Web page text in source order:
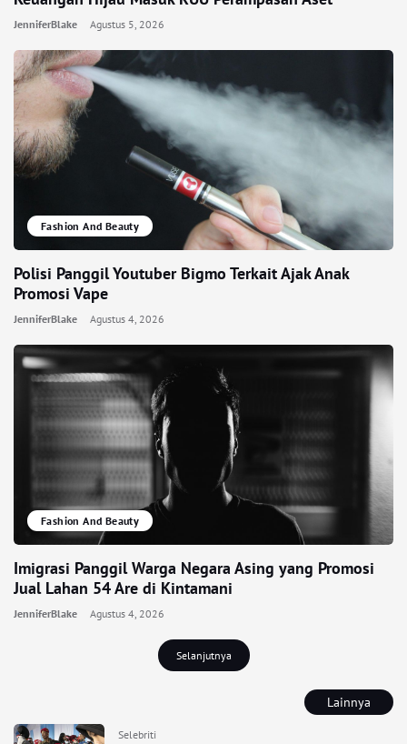
Lainnya
Selebriti
JenniferBlake Agustus 5, 2026
Fashion And Beauty
Polisi Panggil Youtuber Bigmo Terkait Ajak Anak
Promosi Vape
JenniferBlake Agustus 4, 2026
Fashion And Beauty
Imigrasi Panggil Warga Negara Asing yang Promosi
Jual Lahan 54 Are di Kintamani
JenniferBlake Agustus 4, 2026
Selanjutnya